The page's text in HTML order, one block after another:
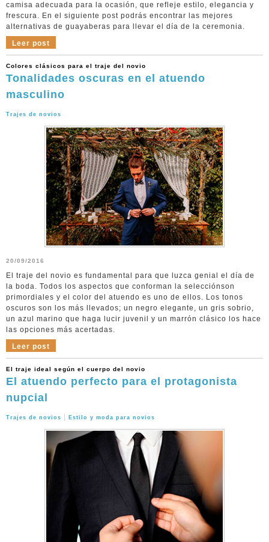
camisa adecuada para la ocasión, que refleje estilo, elegancia y
frescura. En el siguiente post podrás encontrar las mejores
alternativas de guayaberas para llevar el día de la ceremonia.
Leer post
Colores clásicos para el traje del novio
Tonalidades oscuras en el atuendo
masculino
Trajes de novios
20/09/2016
El traje del novio es fundamental para que luzca genial el día de
la boda. Todos los aspectos que conforman la selecciónson
primordiales y el color del atuendo es uno de ellos. Los tonos
oscuros son los más llevados; un negro elegante, un gris sobrio,
un azul marino que haga lucir juvenil y un marrón clásico los hace
las opciones más acertadas.
Leer post
El traje ideal según el cuerpo del novio
El atuendo perfecto para el protagonista
nupcial
Trajes de novios Estilo y moda para novios